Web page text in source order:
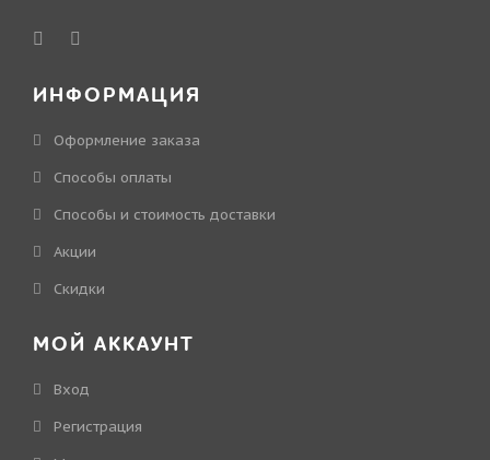
ИНФОРМАЦИЯ
Оформление заказа
Способы оплаты
Способы и стоимость доставки
Акции
Скидки
МОЙ АККАУНТ
Вход
Регистрация